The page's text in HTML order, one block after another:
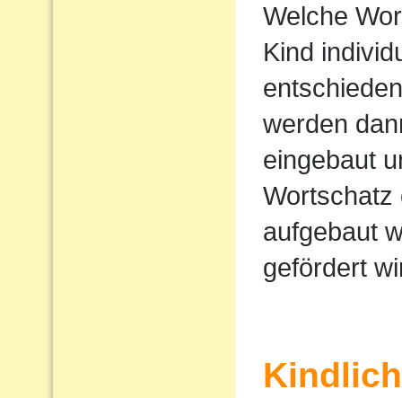
Welche
Kind
werden
eingebaut
Wortschatz
aufgebaut
gefördert